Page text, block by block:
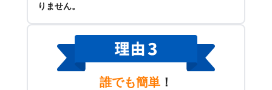
りません。
誰でも簡単 ！